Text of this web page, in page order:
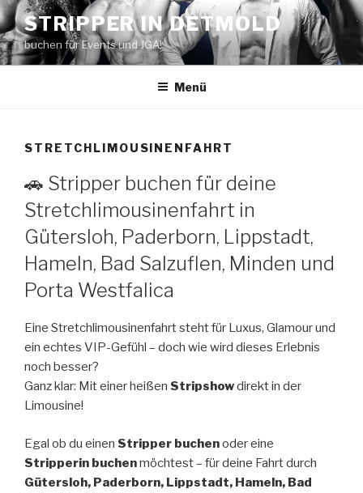
Zum
Inhalt
springen
STRIPPER IN DETMOLD
buchen für Events und JGA!
Menü
STRETCHLIMOUSINENFAHRT
🚗 Stripper buchen für deine
Stretchlimousinenfahrt in
Gütersloh, Paderborn, Lippstadt,
Hameln, Bad Salzuflen, Minden und
Porta Westfalica
Eine Stretchlimousinenfahrt steht für Luxus, Glamour und
ein echtes VIP-Gefühl – doch wie wird dieses Erlebnis
noch besser?
Ganz klar: Mit einer heißen Stripshowdirekt in der
Limousine!
Egal ob du einen Stripper buchenoder eine
Stripperin buchenmöchtest – für deine Fahrt durch
Gütersloh, Paderborn, Lippstadt, Hameln, Bad